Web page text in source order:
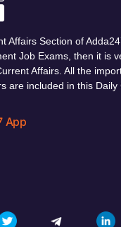
Affairs Section of
Job Exams, then it is
Affairs. All the
are included in this Daily
App